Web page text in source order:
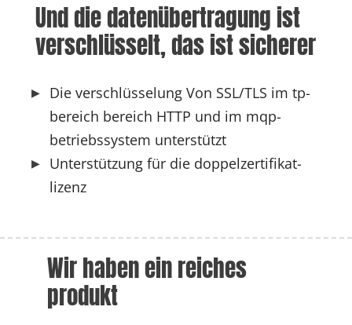
Und die datenübertragung ist
verschlüsselt, das ist sicherer
Die verschlüsselung Von SSL/TLS im tp-
bereich bereich HTTP und im mqp-
betriebssystem unterstützt
Unterstützung für die doppelzertifikat-
lizenz
Wir haben ein reiches
produkt